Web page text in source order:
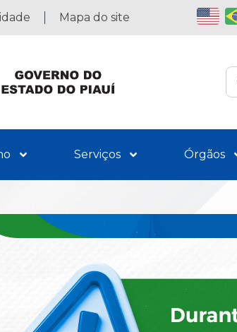
Mapa do site
Serviços Órgãos